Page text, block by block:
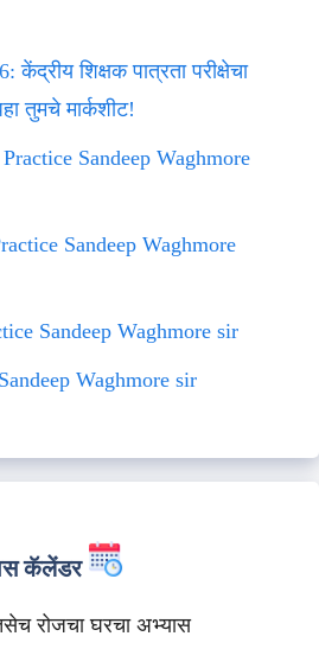
शिक्षक पात्रता परीक्षेचा
तुमचे मार्कशीट!
Sandeep Waghmore
Sandeep Waghmore
Sandeep Waghmore sir
Waghmore sir
कॅलेंडर
रोजचा घरचा अभ्यास